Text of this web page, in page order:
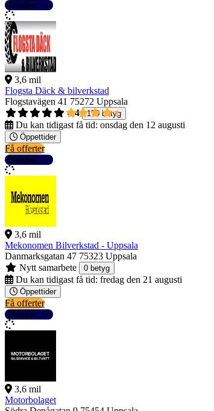
Detaljer
3,6 mil
Flogsta Däck & bilverkstad
Flogstavägen 41 75272 Uppsala
4,4
170 betyg
Du kan tidigast få tid: onsdag den 12 augusti
Öppettider
Få offerter
Detaljer
3,6 mil
Mekonomen Bilverkstad - Uppsala
Danmarksgatan 47 75323 Uppsala
Nytt samarbete
0 betyg
Du kan tidigast få tid: fredag den 21 augusti
Öppettider
Få offerter
Detaljer
3,6 mil
Motorbolaget